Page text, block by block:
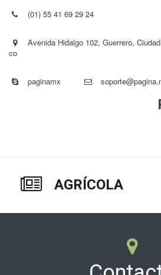
(01) 55 41 69 29 24
Avenida Hidalgo 102, Guerrero,
co
paginamx
AGRÍCOLA